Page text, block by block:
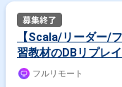
【Scala/リーダー/
習教材のDBリプレ
フルリモート